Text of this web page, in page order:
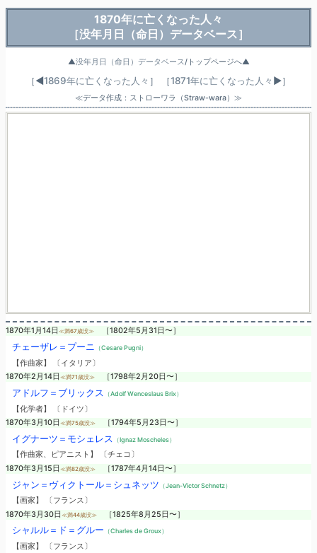
1870年に亡くなった人々
［没年月日（命日）データベース］
▲没年月日（命日）データベース/トップページへ▲
［◀1869年に亡くなった人々 ］ ［1871年に亡くなった人々 ▶］
≪データ作成：ストローワラ（Straw-wara）≫
1870年1月14日 ≪満67歳没≫ ［1802年5月31日〜］
チェーザレ＝プーニ （Cesare Pugni）
【作曲家】 〔イタリア〕
1870年2月14日 ≪満71歳没≫ ［1798年2月20日〜］
アドルフ＝ブリックス （Adolf Wenceslaus Brix）
【化学者】 〔ドイツ〕
1870年3月10日 ≪満75歳没≫ ［1794年5月23日〜］
イグナーツ＝モシェレス （Ignaz Moscheles）
【作曲家、ピアニスト】 〔チェコ〕
1870年3月15日 ≪満82歳没≫ ［1787年4月14日〜］
ジャン＝ヴィクトール＝シュネッツ （Jean-Victor Schnetz）
【画家】 〔フランス〕
1870年3月30日 ≪満44歳没≫ ［1825年8月25日〜］
シャルル＝ド＝グルー （Charles de Groux）
【画家】 〔フランス〕